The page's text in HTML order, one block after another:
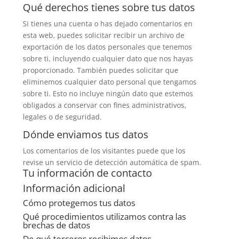
Qué derechos tienes sobre tus datos
Si tienes una cuenta o has dejado comentarios en
esta web, puedes solicitar recibir un archivo de
exportación de los datos personales que tenemos
sobre ti, incluyendo cualquier dato que nos hayas
proporcionado. También puedes solicitar que
eliminemos cualquier dato personal que tengamos
sobre ti. Esto no incluye ningún dato que estemos
obligados a conservar con fines administrativos,
legales o de seguridad.
Dónde enviamos tus datos
Los comentarios de los visitantes puede que los
revise un servicio de detección automática de spam.
Tu información de contacto
Información adicional
Cómo protegemos tus datos
Qué procedimientos utilizamos contra las
brechas de datos